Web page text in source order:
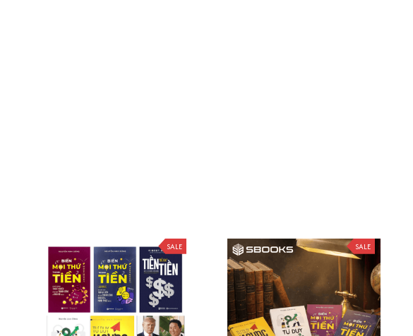
SALE SALE